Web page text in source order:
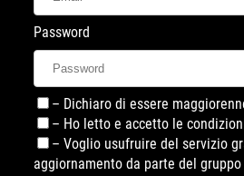
Password
– Dichiaro di essere
– Ho letto e accetto le
– Voglio usufruire del servizio
aggiornamento da parte del